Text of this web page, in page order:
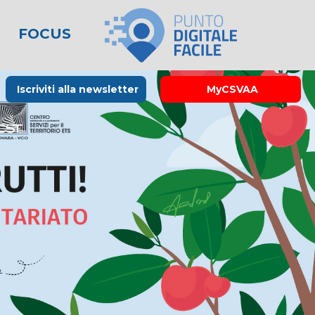
FOCUS
Rubrica La Stampa
Links utili
Iscriviti alla newsletter MyCSVAA